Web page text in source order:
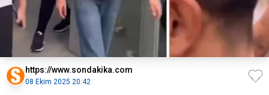
https://www.sondakika.com
08 Ekim 2025 20:42